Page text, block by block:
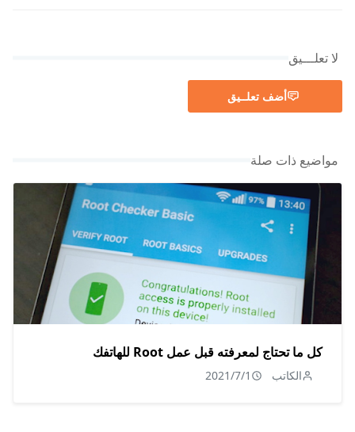
لا تعلـــيق
أضف تعلــيق
مواضيع ذات صلة
كل ما تحتاج لمعرفته قبل عمل Root للهاتفك
الكاتب 2021/7/1